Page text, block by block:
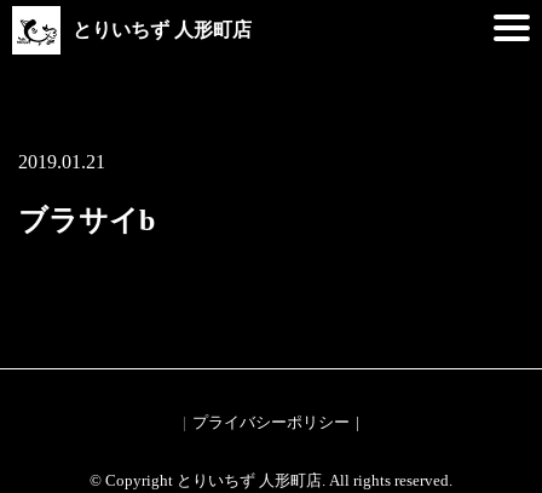
とりいちず 人形町店
2019.01.21
ブラサイb
プライバシーポリシー
© Copyright とりいちず 人形町店. All rights reserved.